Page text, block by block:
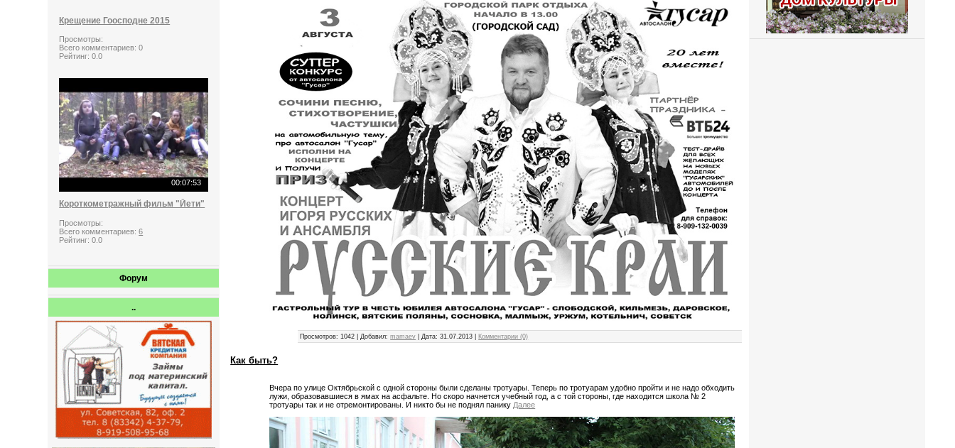
Крещение Гоосподне 2015
Просмотры:
Всего комментариев:0
Рейтинг:0.0
00:07:53
Короткометражный фильм "Йети"
Просмотры:
Всего комментариев:6
Рейтинг:0.0
Форум
..
Просмотров: 1042 | Добавил:mamaev | Дата:31.07.2013 Комментарии (0)
Как быть?
Вчера по улице Октябрьской с одной стороны были сделаны тротуары. Теперь по тротуарам удобно пройти и не надо обходить
лужи, образовавшиеся в ямах на асфальте. Но скоро начнется учебный год, а с той стороны, где находится школа № 2
тротуары так и не отремонтированы. И никто бы не поднял паникуДалее